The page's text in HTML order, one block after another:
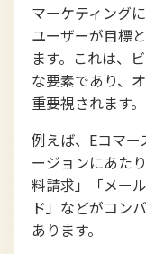
マーケティング
ユーザーが目標
ます。これは、
な要素であり、
重要視されます。
例えば、Eコマ
ージョンにあた
料請求」「メー
ド」などがコン
あります。